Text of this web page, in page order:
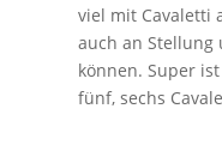
viel mit Cavaletti
auch an Stellung
können. Super
fünf, sechs